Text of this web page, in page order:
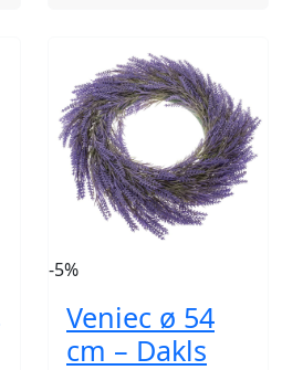
-5%
Veniec ø 54
cm – Dakls